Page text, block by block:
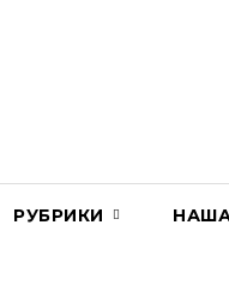
РУБРИКИ